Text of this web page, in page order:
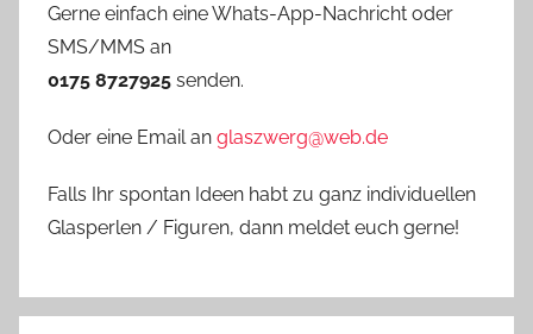
Gerne einfach eine Whats-App-Nachricht oder
SMS/MMS an
0175 8727925 senden.
Oder eine Email an glaszwerg@web.de
Falls Ihr spontan Ideen habt zu ganz individuellen
Glasperlen / Figuren, dann meldet euch gerne!